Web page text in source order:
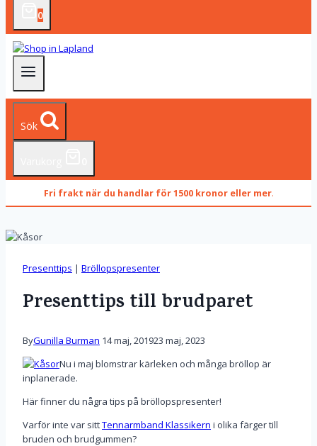
0
Sök
Fri frakt när du handlar för 1500 kronor eller mer.
Presenttips | Bröllopspresenter
Presenttips till brudparet
ByGunilla Burman 14 maj, 201923 maj, 2023
Nu i maj blomstrar kärleken och många bröllop är
inplanerade.
Här finner du några tips på bröllopspresenter!
Varför inte var sittTennarmband Klassikern i olika färger till
bruden och brudgummen?